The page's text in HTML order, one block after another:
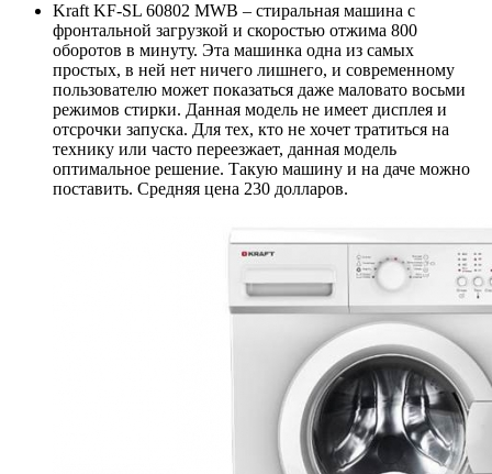
Kraft KF-SL 60802 MWB – стиральная машина с
фронтальной загрузкой и скоростью отжима 800
оборотов в минуту. Эта машинка одна из самых
простых, в ней нет ничего лишнего, и современному
пользователю может показаться даже маловато восьми
режимов стирки. Данная модель не имеет дисплея и
отсрочки запуска. Для тех, кто не хочет тратиться на
технику или часто переезжает, данная модель
оптимальное решение. Такую машину и на даче можно
поставить. Средняя цена 230 долларов.